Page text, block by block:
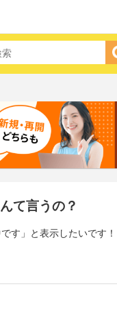
て言うの？
す」と表示したいです！